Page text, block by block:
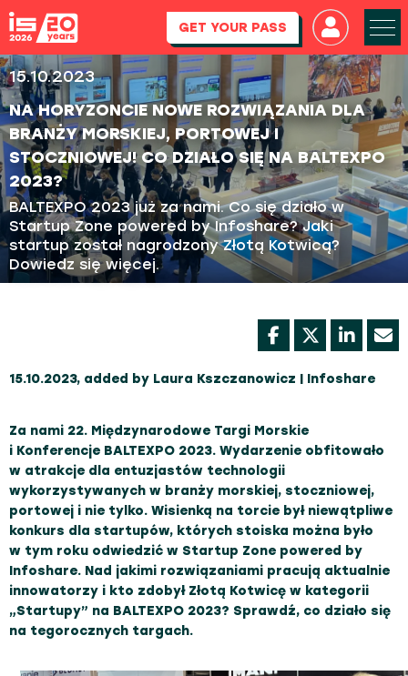
GET YOUR PASS
15.10.2023
NA HORYZONCIE NOWE ROZWIĄZANIA DLA
BRANŻY MORSKIEJ, PORTOWEJ I
STOCZNIOWEJ! CO DZIAŁO SIĘ NA BALTEXPO
2023?
BALTEXPO 2023 już za nami. Co się działo w
Startup Zone powered by Infoshare? Jaki
startup został nagrodzony Złotą Kotwicą?
Dowiedz się więcej.
15.10.2023, added by Laura Kszczanowicz | Infoshare
Za nami 22. Międzynarodowe Targi Morskie
i Konferencje BALTEXPO 2023. Wydarzenie obfitowało
w atrakcje dla entuzjastów technologii
wykorzystywanych w branży morskiej, stoczniowej,
portowej i nie tylko. Wisienką na torcie był niewątpliwe
konkurs dla startupów, których stoiska można było
w tym roku odwiedzić w Startup Zone powered by
Infoshare. Nad jakimi rozwiązaniami pracują aktualnie
innowatorzy i kto zdobył Złotą Kotwicę w kategorii
„Startupy” na BALTEXPO 2023? Sprawdź, co działo się
na tegorocznych targach.